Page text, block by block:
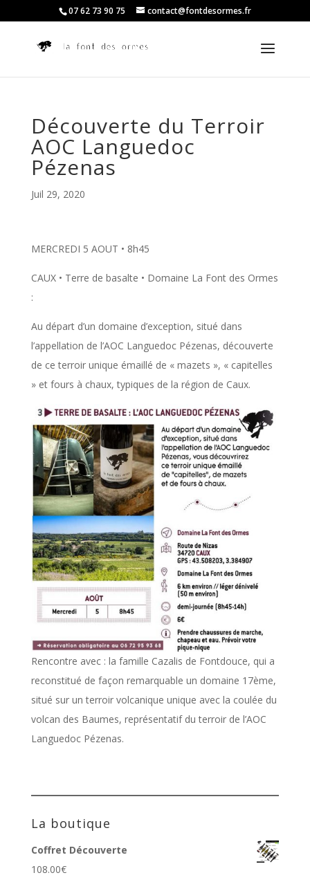
07 62 73 90 75 contact@fontdesormes.fr
Découverte du Terroir
AOC Languedoc
Pézenas
Juil 29, 2020
MERCREDI 5 AOUT • 8h45
CAUX • Terre de basalte • Domaine La Font des Ormes
:
Au départ d’un domaine d’exception, situé dans
l’appellation de l’AOC Languedoc Pézenas, découverte
de ce terroir unique émaillé de « mazets », « capitelles
» et fours à chaux, typiques de la région de Caux.
Rencontre avec : la famille Cazalis de Fontdouce, qui a
reconstitué de façon remarquable un domaine 17ème,
situé sur un terroir volcanique unique avec la coulée du
volcan des Baumes, représentatif du terroir de l’AOC
Languedoc Pézenas.
La boutique
Coffret Découverte
108.00€